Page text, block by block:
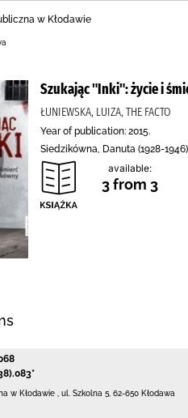
w Kłodawie
Szukając "Inki": życie i
ŁUNIEWSKA, LUIZA, THE FACTO
Year of publication: 2015.
Siedzikówna, Danuta (1928-
available:
3 from 3
w Kłodawie ul. Szkolna 5 62-650 Kłodawa